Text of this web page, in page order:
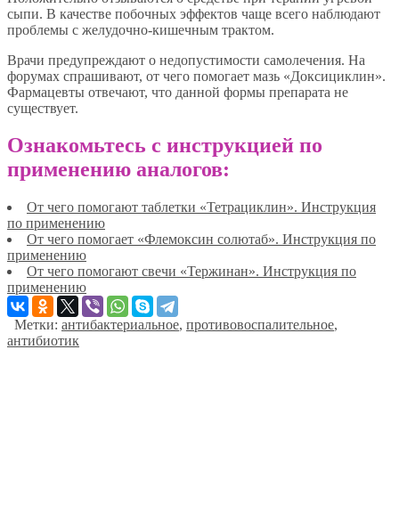
сыпи. В качестве побочных эффектов чаще всего наблюдают
проблемы с желудочно-кишечным трактом.
Врачи предупреждают о недопустимости самолечения. На
форумах спрашивают, от чего помогает мазь «Доксициклин».
Фармацевты отвечают, что данной формы препарата не
существует.
Ознакомьтесь с инструкцией по
применению аналогов:
От чего помогают таблетки «Тетрациклин». Инструкция
по применению
От чего помогает «Флемоксин солютаб». Инструкция по
применению
От чего помогают свечи «Тержинан». Инструкция по
применению
Метки: антибактериальное, противовоспалительное,
антибиотик